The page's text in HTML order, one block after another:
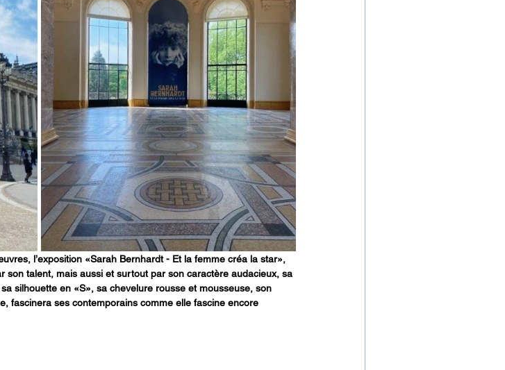
l’exposition «Sarah Bernhardt - Et la femme créa la star»,
son talent, mais aussi et surtout par son caractère audacieux, sa
silhouette en «S», sa chevelure rousse et mousseuse, son
fascinera ses contemporains comme elle fascine encore